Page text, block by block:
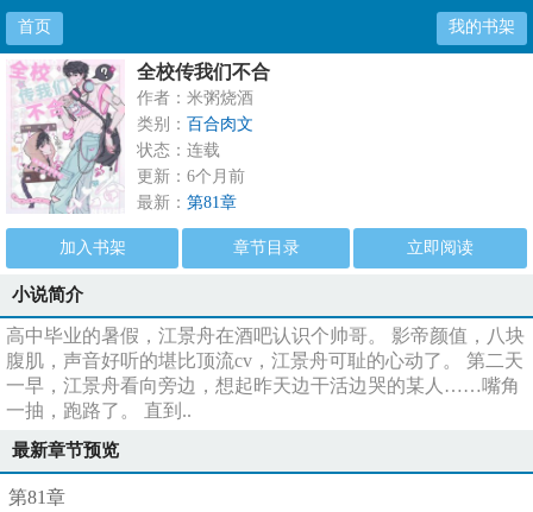
首页 我的书架
全校传我们不合
作者：米粥烧酒
类别： 百合肉文
状态：连载
更新：6个月前
最新： 第81章
加入书架 章节目录 立即阅读
小说简介
高中毕业的暑假，江景舟在酒吧认识个帅哥。 影帝颜值，八块
腹肌，声音好听的堪比顶流cv，江景舟可耻的心动了。 第二天
一早，江景舟看向旁边，想起昨天边干活边哭的某人……嘴角
一抽，跑路了。 直到..
最新章节预览
第81章